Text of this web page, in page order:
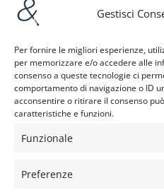
Gestisci
Per fornire le migliori esperienze,
per memorizzare e/o accedere alle
consenso a queste tecnologie ci
comportamento di navigazione o ID
acconsentire o ritirare il consenso
caratteristiche e funzioni.
Funzionale
Preferenze
Dichiarazione sulla Privacy
Cookie Policy (UE)
Menu
Home
Chi siamo
Siti Web
Blog